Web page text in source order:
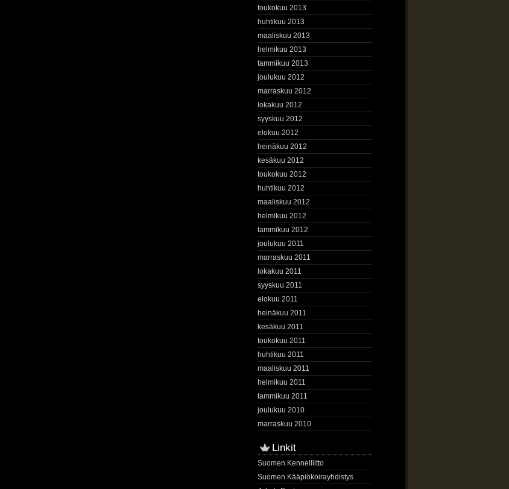
toukokuu 2013
huhtikuu 2013
maaliskuu 2013
helmikuu 2013
tammikuu 2013
joulukuu 2012
marraskuu 2012
lokakuu 2012
syyskuu 2012
elokuu 2012
heinäkuu 2012
kesäkuu 2012
toukokuu 2012
huhtikuu 2012
maaliskuu 2012
helmikuu 2012
tammikuu 2012
joulukuu 2011
marraskuu 2011
lokakuu 2011
syyskuu 2011
elokuu 2011
heinäkuu 2011
kesäkuu 2011
toukokuu 2011
huhtikuu 2011
maaliskuu 2011
helmikuu 2011
tammikuu 2011
joulukuu 2010
marraskuu 2010
Linkit
Suomen Kennelliitto
Suomen Kääpiökoirayhdistys